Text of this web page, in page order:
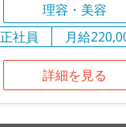
理容・美容
正社員
月給
詳細を見る